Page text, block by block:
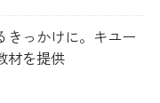
きっかけに。キユー
材を提供